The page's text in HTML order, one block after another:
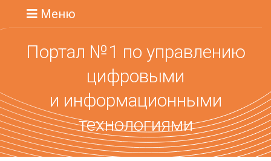
Меню
Портал №1 по управлению
цифровыми
и информационными
технологиями